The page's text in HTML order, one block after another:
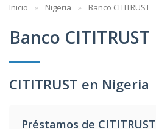
Inicio Nigeria Banco CITITRUST
Banco CITITRUST
CITITRUST en Nigeria
Préstamos de CITITRUST